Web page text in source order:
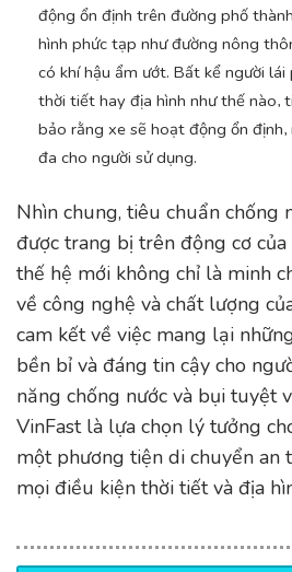
động ổn định trên đường phố
hình phức tạp như đường nông
có khí hậu ẩm ướt. Bất kể người
thời tiết hay địa hình như thế nào,
bảo rằng xe sẽ hoạt động ổn
đa cho người sử dụng.
Nhìn chung, tiêu chuẩn chống
được trang bị trên động cơ
thế hệ mới không chỉ là minh
về công nghệ và chất lượng
cam kết về việc mang lại
bền bỉ và đáng tin cậy cho
năng chống nước và bụi tuyệt
VinFast là lựa chọn lý tưởng
một phương tiện di chuyển an
mọi điều kiện thời tiết và địa